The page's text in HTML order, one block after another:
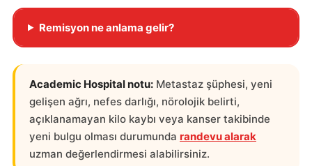
Remisyon ne anlama gelir?
Academic Hospital notu: Metastaz şüphesi, yeni
gelişen ağrı, nefes darlığı, nörolojik belirti,
açıklanamayan kilo kaybı veya kanser takibinde
yeni bulgu olması durumunda randevu alarak
uzman değerlendirmesi alabilirsiniz.